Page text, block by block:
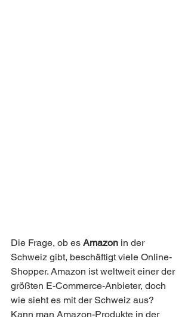
Die Frage, ob es Amazon in der
Schweiz gibt, beschäftigt viele Online-
Shopper. Amazon ist weltweit einer der
größten E-Commerce-Anbieter, doch
wie sieht es mit der Schweiz aus?
Kann man Amazon-Produkte in der